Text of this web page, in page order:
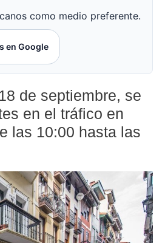
como medio preferente.
en Google
de septiembre, se
en el tráfico en
las 10:00 hasta las